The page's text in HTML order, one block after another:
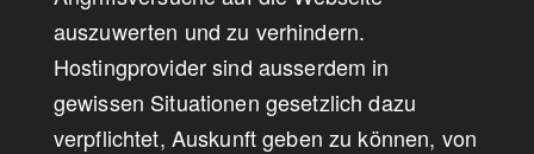
auszuwerten und zu verhindern.
Hostingprovider sind ausserdem in
gewissen Situationen gesetzlich dazu
verpflichtet, Auskunft geben zu können, von